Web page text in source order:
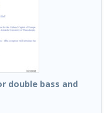
double bass and